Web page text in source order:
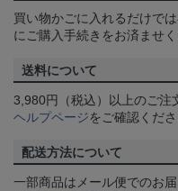
買い物かごに入れるだけで
にご購入手続きをお済ませく
送料について
3,980円（税込）以上のご注
ヘルプページをご確認くださ
配送方法について
一部商品はメール便でのお